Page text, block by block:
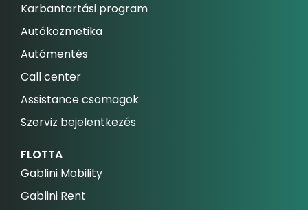
Karbantartási program
Autókozmetika
Autómentés
Call center
Assistance csomagok
Szerviz bejelentkezés
FLOTTA
Gablini Mobility
Gablini Rent